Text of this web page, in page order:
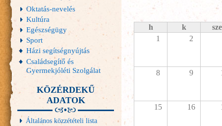
h k
sze
1
2
8 9
15 16
Oktatás-nevelés
Kultúra
Egészségügy
Sport
Házi segítségnyújtás
Családsegítő és
Gyermekjóléti Szolgálat
KÖZÉRDEKŰ
ADATOK
Általános közzétételi lista